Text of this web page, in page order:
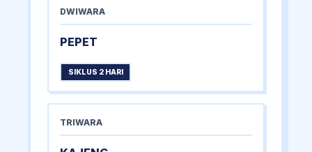
DWIWARA
PEPET
SIKLUS 2 HARI
TRIWARA